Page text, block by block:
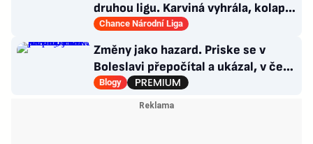
druhou ligu. Karviná vyhrála, kolaps
Ústí a triumf Táborska
Chance Národní Liga
Změny jako hazard. Priske se v
Boleslavi přepočítal a ukázal, v čem
je Slavia dál
Blogy